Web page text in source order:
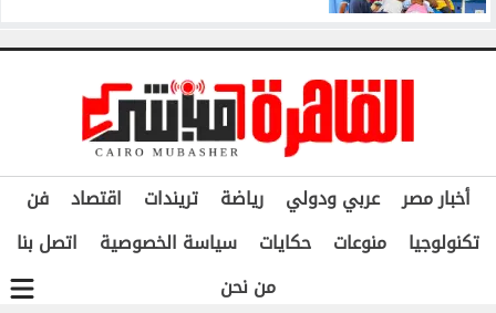
أخبار مصر عربي ودولي رياضة تريندات اقتصاد
فن
تكنولوجيا
منوعات حكايات سياسة الخصوصية
اتصل بنا
من نحن